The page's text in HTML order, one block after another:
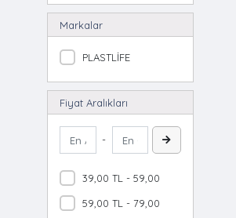
Domates Çekme Aparatı
Açacak Plastik
Merdane Ahşap
Oklava Ahşap
Kevgir Metal
Fındık & Ceviz Kırcak Metal
Sarımsak Ezici Metal
Fındık & Ceviz Değirmeni
Fındık & Ceviz Kırcak Metal Pense Tipi
Markalar
PLASTLİFE
Fiyat Aralıkları
-
39,00 TL - 59,00 TL
59,00 TL - 79,00 TL